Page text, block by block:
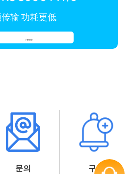
输 功耗更低
了解更多
문의 구독